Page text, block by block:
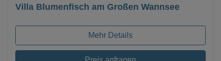
Villa Blumenfisch am Großen Wannsee
Mehr Details